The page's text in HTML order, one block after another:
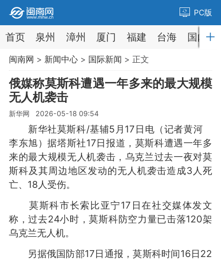
PC版
首页 泉州 漳州 厦门 福建 台海 国内
闽南网 > 新闻中心> 国际新闻 > 正文
俄媒称莫斯科遭遇一年多来的最大规模
无人机袭击
新华网 2026-05-18 09:54
新华社莫斯科/基辅5月17日电（记者黄河
李东旭）据塔斯社17日报道，莫斯科遭遇一年多
来的最大规模无人机袭击，乌克兰过去一夜对莫
斯科及其周边地区发动的无人机袭击造成3人死
亡、18人受伤。
莫斯科市长索比亚宁17日在社交媒体发文
称，过去24小时，莫斯科防空力量已击落120架
乌克兰无人机。
另据俄国防部17日通报，莫斯科时间16日22